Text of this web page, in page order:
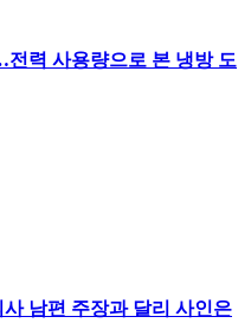
력 사용량으로 본 냉방 도
남편 주장과 달리 사인은